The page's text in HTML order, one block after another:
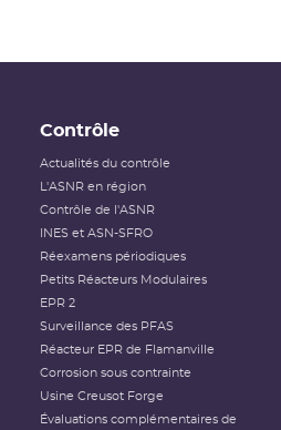
Contrôle
Actualités du contrôle
L'ASNR en région
Contrôle de l'ASNR
INES et ASN-SFRO
Réexamens périodiques
Petits Réacteurs Modulaires
EPR 2
Surveillance des PFAS
Réacteur EPR de Flamanville
Corrosion sous contrainte
Usine Creusot Forge
Évaluations complémentaires de